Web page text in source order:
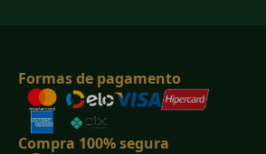
Formas de pagamento
Compra 100% segura